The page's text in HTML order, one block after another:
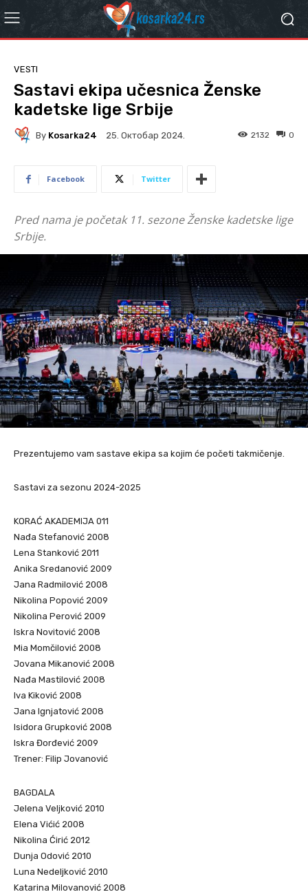
VESTI
Sastavi ekipa učesnica Ženske
kadetske lige Srbije
By Kosarka24 25. Октобар 2024. 0
2132
Facebook Twitter
Pred nama je početak 11. sezone Ženske kadetske lige
Srbije.
Prezentujemo vam sastave ekipa sa kojim će početi takmičenje.
Sastavi za sezonu 2024-2025
KORAĆ AKADEMIJA 011
Nađa Stefanović 2008
Lena Stanković 2011
Anika Sredanović 2009
Jana Radmilović 2008
Nikolina Popović 2009
Nikolina Perović 2009
Iskra Novitović 2008
Mia Momčilović 2008
Jovana Mikanović 2008
Nađa Mastilović 2008
Iva Kiković 2008
Jana Ignjatović 2008
Isidora Grupković 2008
Iskra Đorđević 2009
Trener: Filip Jovanović
BAGDALA
Jelena Veljković 2010
Elena Vićić 2008
Nikolina Ćirić 2012
Dunja Odović 2010
Luna Nedeljković 2010
Katarina Milovanović 2008